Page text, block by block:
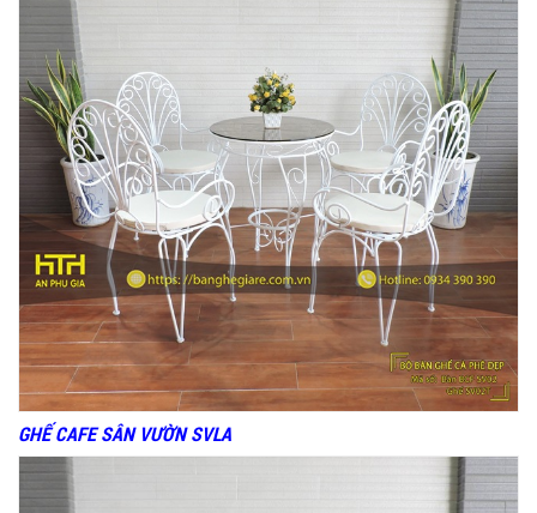
GHẾ CAFE SÂN VƯỜN SVLA